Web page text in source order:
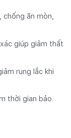
chống ăn mòn,
giúp giảm thất
rung lắc khi
thời gian bảo